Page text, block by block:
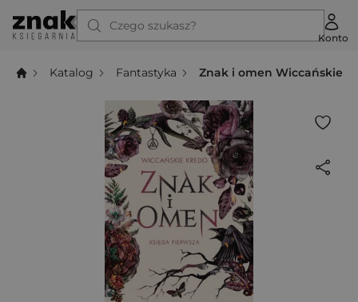
Czego szukasz?
Konto
Katalog Fantastyka Znak i omen Wiccańskie